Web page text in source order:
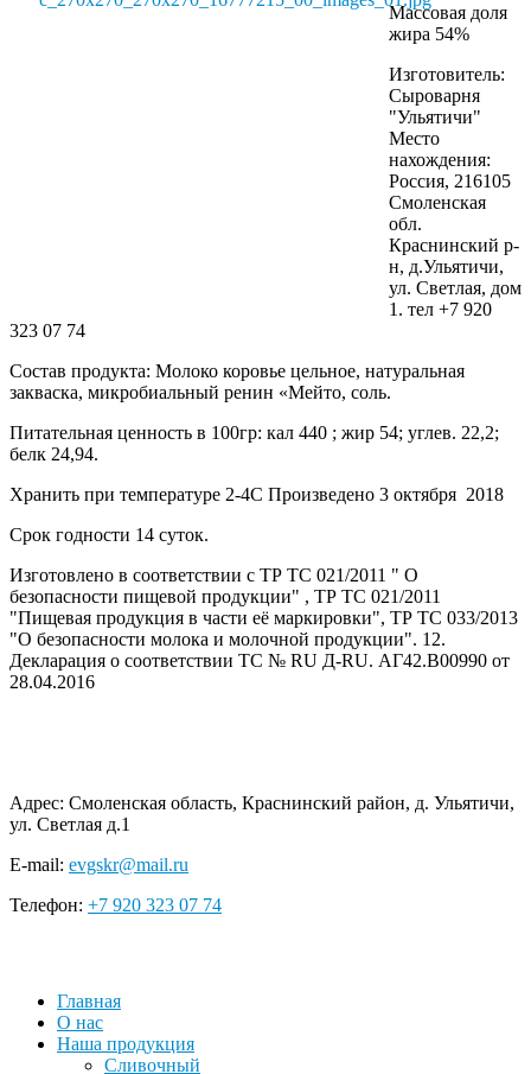
Массовая доля
жира 54%
Изготовитель:
Сыроварня
"Ульятичи"
Место
нахождения:
Россия, 216105
Смоленская
обл.
Краснинский р-
н, д.Ульятичи,
ул. Светлая, дом
1. тел +7 920
323 07 74
Состав продукта: Молоко коровье цельное, натуральная
закваска, микробиальный ренин «Мейто, соль.
Питательная ценность в 100гр: кал 440 ; жир 54; углев. 22,2;
белк 24,94.
Хранить при температуре 2-4С Произведено 3 октября 2018
Срок годности 14 суток.
Изготовлено в соответствии с ТР ТС 021/2011 " О
безопасности пищевой продукции" , ТР ТС 021/2011
"Пищевая продукция в части её маркировки", ТР ТС 033/2013
"О безопасности молока и молочной продукции". 12.
Декларация о соответствии ТС № RU Д-RU. АГ42.В00990 от
28.04.2016
Адрес: Смоленская область, Краснинский район, д. Ульятичи,
ул. Светлая д.1
E-mail: evgskr@mail.ru
Телефон: +7 920 323 07 74
Главная
О нас
Наша продукция
Сливочный